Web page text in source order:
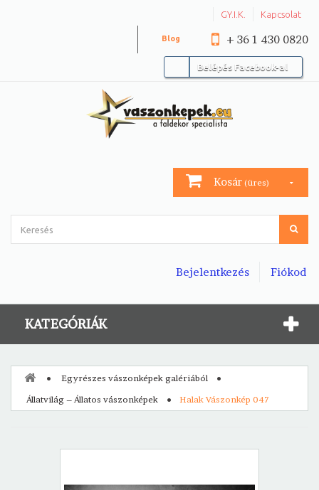
GY.I.K. Kapcsolat
+ 36 1 430 0820
Blog
Belépés Facebook-al
Kosár (üres)
Fiókod
Bejelentkezés
KATEGÓRIÁK
Egyrészes vászonképek galériából
Állatvilág – Állatos vászonképek
Halak Vászonkép 047